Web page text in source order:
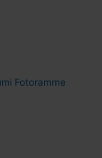
Fotoramme